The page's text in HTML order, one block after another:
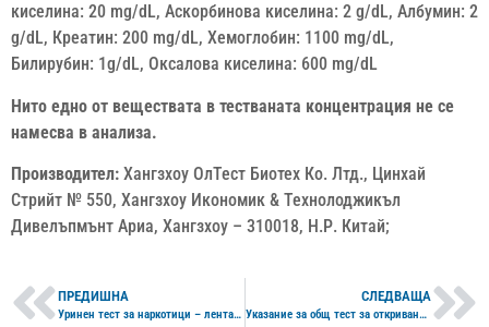
киселина: 20 mg/dL, Аскорбинова киселина: 2 g/dL, Албумин: 2
g/dL, Креатин: 200 mg/dL, Хемоглобин: 1100 mg/dL,
Билирубин: 1g/dL, Оксалова киселина: 600 mg/dL
Нито едно от веществата в тестваната концентрация не се
намесва в анализа.
Производител: Хангзхоу ОлТест Биотех Ко. Лтд., Цинхай
Стрийт № 550, Хангзхоу Икономик & Технолоджикъл
Дивелъпмънт Ариа, Хангзхоу – 310018, Н.Р. Китай;
ПРЕДИШНА
Уринен тест за наркотици – лента – указание за употреба
СЛЕДВАЩА
Указание за общ тест за откриване на наркотици Cusper General Screening Drugs